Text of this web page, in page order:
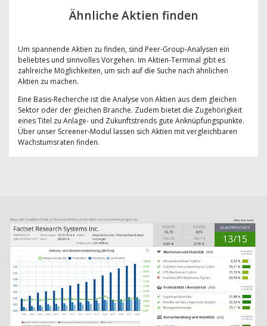
Ähnliche Aktien finden
Um spannende Aktien zu finden, sind Peer-Group-Analysen ein
beliebtes und sinnvolles Vorgehen. Im Aktien-Terminal gibt es
zahlreiche Möglichkeiten, um sich auf die Suche nach ähnlichen
Aktien zu machen.
Eine Basis-Recherche ist die Analyse von Aktien aus dem gleichen
Sektor oder der gleichen Branche. Zudem bietet die Zugehörigkeit
eines Titel zu Anlage- und Zukunftstrends gute Anknüpfungspunkte.
Über unser Screener-Modul lassen sich Aktien mit vergleichbaren
Wachstumsraten finden.